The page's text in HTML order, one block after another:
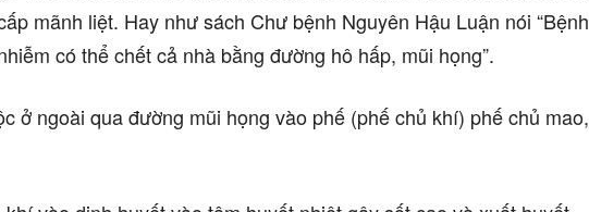
mãnh liệt. Hay như sách Chư bệnh Nguyên Hậu Luận nói “Bệnh
có thể chết cả nhà bằng đường hô hấp, mũi họng”.
ở ngoài qua đường mũi họng vào phế (phế chủ khí) phế chủ mao,